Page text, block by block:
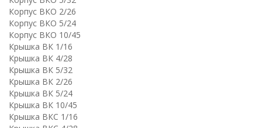
Корпус ВКО 2/26
Корпус ВКО 5/24
Корпус ВКО 10/45
Крышка ВК 1/16
Крышка ВК 4/28
Крышка ВК 5/32
Крышка ВК 2/26
Крышка ВК 5/24
Крышка ВК 10/45
Крышка ВКC 1/16